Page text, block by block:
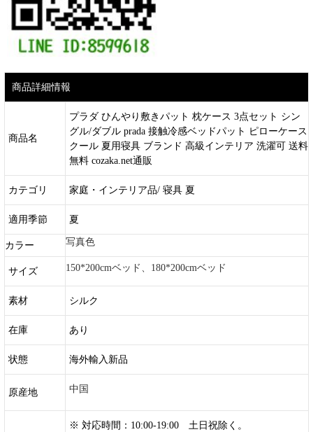
商品詳細情報
商品名
プラダ ひんやり敷きパット 枕ケース 3点セット シン
グル/ダブル prada 接触冷感ベッドパット ピローケース
クール 夏用寝具 ブランド 高級インテリア 洗濯可 送料
無料 cozaka.net通販
カテゴリ 家庭・インテリア品/ 寝具 夏
適用季節 夏
カラー 写真色
サイズ 150*200cmベッド、180*200cmベッド
素材 シルク
在庫 あり
状態 海外輸入新品
原産地 中国
※ 対応時間：10:00-19:00 土日祝除く。